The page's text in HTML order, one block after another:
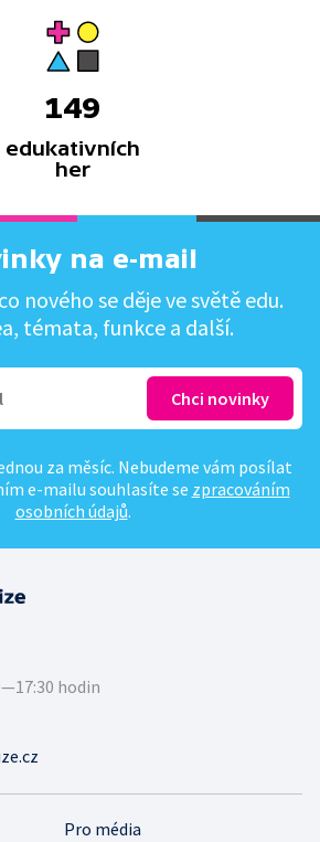
149
edukativních
her
na e-mail
nového se děje ve světě edu.
témata, funkce a další.
za měsíc. Nebudeme vám posílat
e-mailu souhlasíte se zpracováním
osobních údajů.